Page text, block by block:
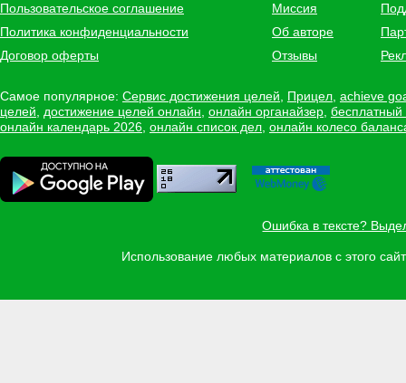
Пользовательское соглашение
Политика конфиденциальности
Договор оферты
Миссия
Об авторе
Отзывы
Самое популярное: Сервис достижения целей Прицел achieve
целей
достижение целей онлайн онлайн органайзер
онлайн календарь 2026 онлайн список дел онлайн колесо
Ошибка в тексте?
Использование любых материалов с этого